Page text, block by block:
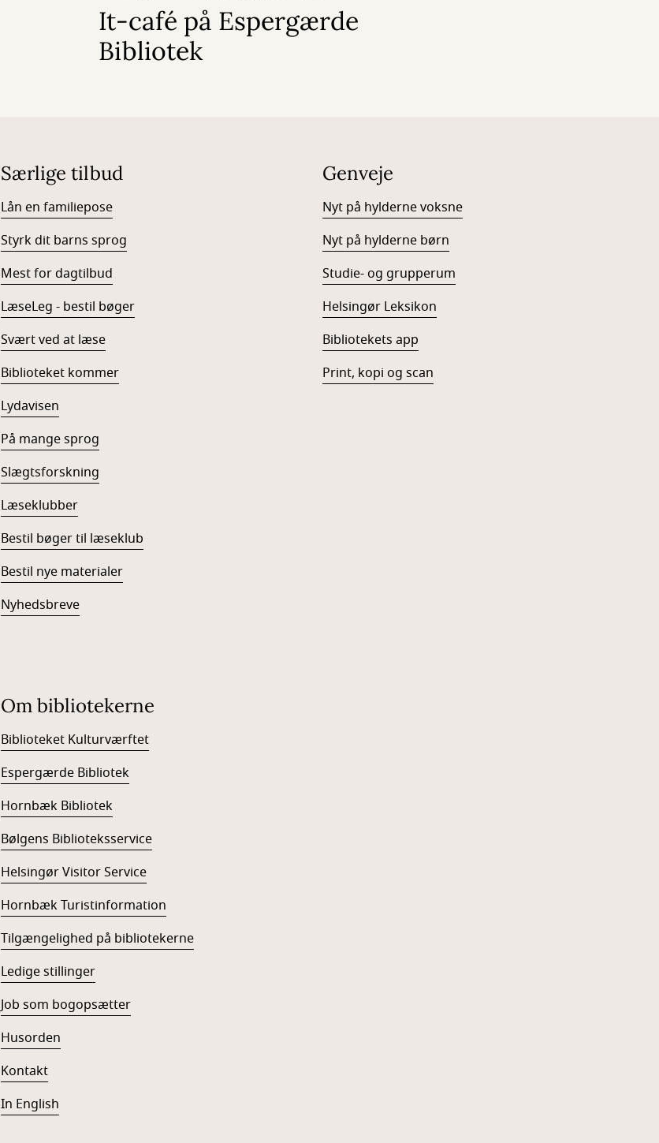
It-café på Espergærde
Bibliotek
Særlige tilbud
Lån en familiepose
Styrk dit barns sprog
Mest for dagtilbud
LæseLeg - bestil bøger
Svært ved at læse
Biblioteket kommer
Lydavisen
På mange sprog
Slægtsforskning
Læseklubber
Bestil bøger til læseklub
Bestil nye materialer
Nyhedsbreve
Genveje
Nyt på hylderne voksne
Nyt på hylderne børn
Studie- og grupperum
Helsingør Leksikon
Bibliotekets app
Print, kopi og scan
Om bibliotekerne
Biblioteket Kulturværftet
Espergærde Bibliotek
Hornbæk Bibliotek
Bølgens Biblioteksservice
Helsingør Visitor Service
Hornbæk Turistinformation
Tilgængelighed på bibliotekerne
Ledige stillinger
Job som bogopsætter
Husorden
Kontakt
In English